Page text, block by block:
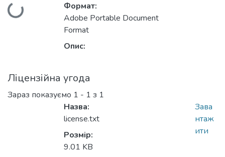
Формат:
Adobe Portable Document
Format
Опис:
Ліцензійна угода
Зараз показуємо 1 - 1 з 1
Назва:
license.txt
Розмір:
9.01 KB
Зава
нтаж
ити